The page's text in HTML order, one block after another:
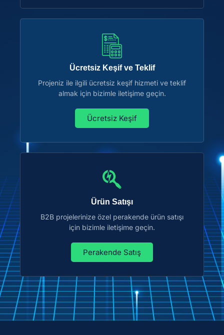
Ücretsiz Keşif ve Teklif
Projeniz ile ilgili ücretsiz keşif hizmeti ve teklif
almak için bizimle iletişime geçin.
Ücretsiz Keşif
Ürün Satışı
B2B projelerinize özel perakende ürün satışı
için bizimle iletişime geçin.
Perakende Satış